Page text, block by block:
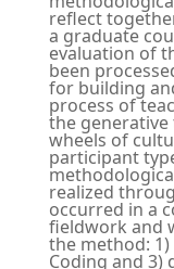
reflect
a graduate
evaluation of
been
for building
process of
the
wheels of
participant
realized
occurred in a
fieldwork and
the method:
Coding and 3)